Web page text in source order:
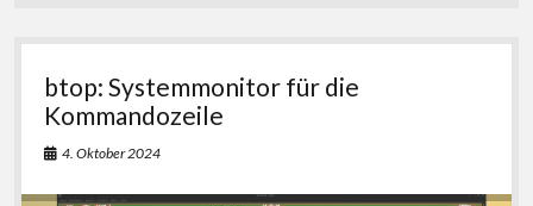
About
Impressum
Datenschutzerklärung
btop: Systemmonitor für die
Kommandozeile
4. Oktober 2024